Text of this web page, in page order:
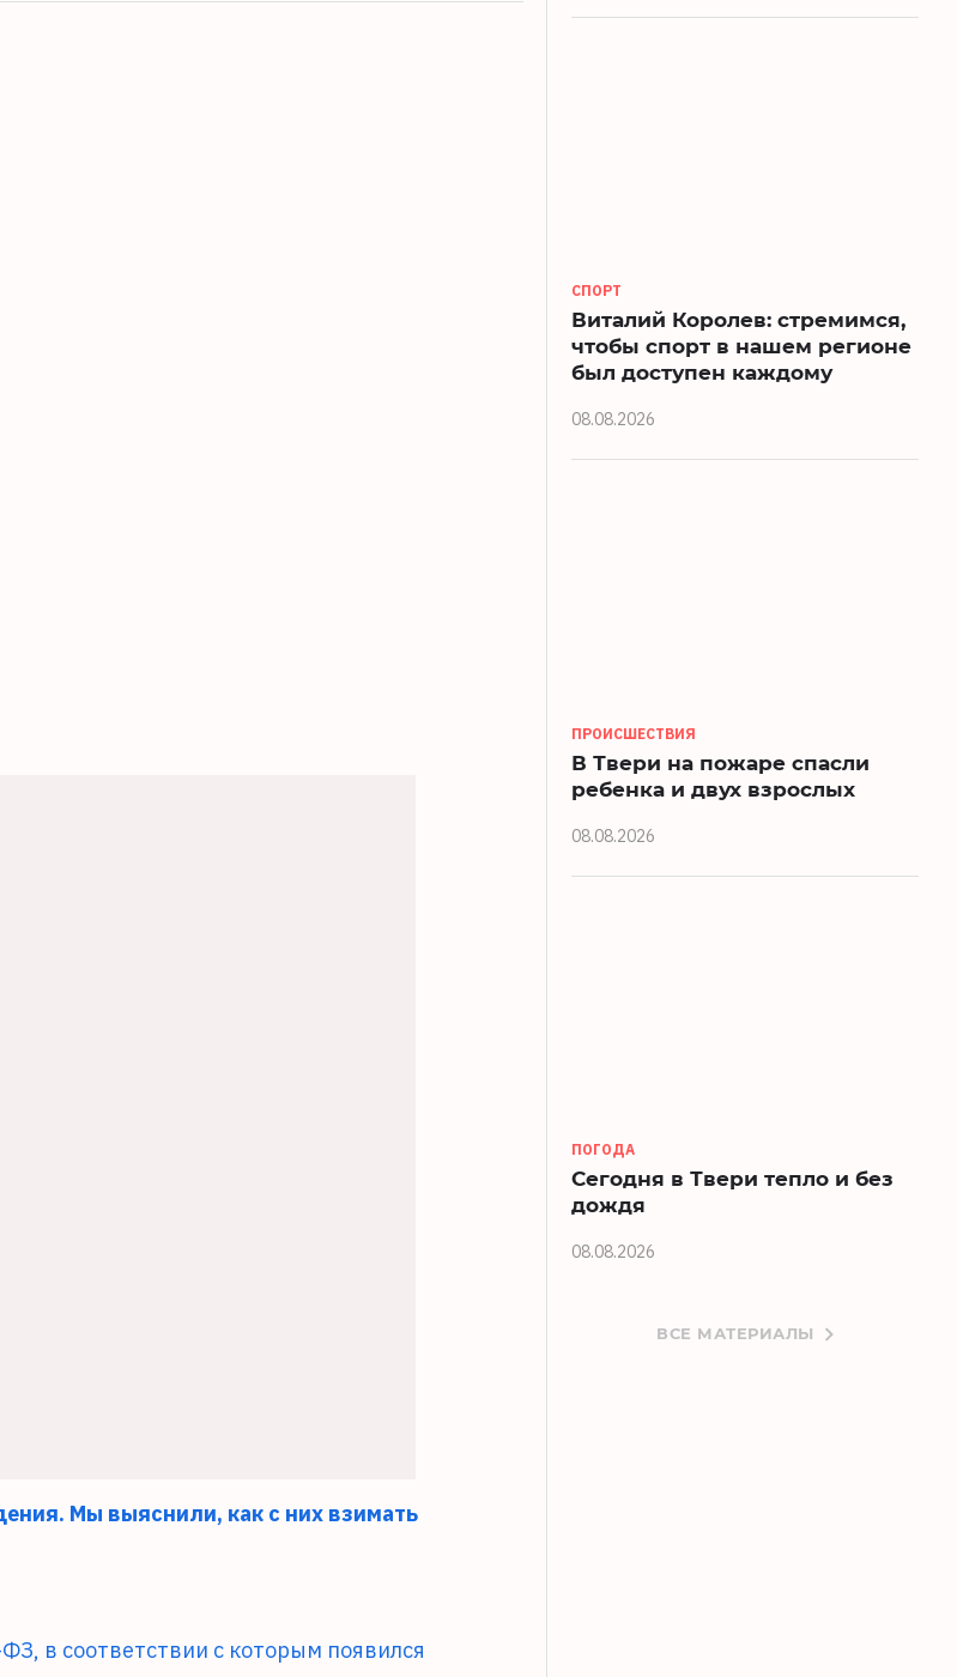
Мы выяснили, как с них взимать
в соответствии с которым появился
СПОРТ
Виталий Королев: стремимся,
чтобы спорт в нашем регионе
был доступен каждому
08.08.2026
ПРОИСШЕСТВИЯ
В Твери на пожаре спасли
ребенка и двух взрослых
08.08.2026
ПОГОДА
Сегодня в Твери тепло и без
дождя
08.08.2026
ВСЕ МАТЕРИАЛЫ